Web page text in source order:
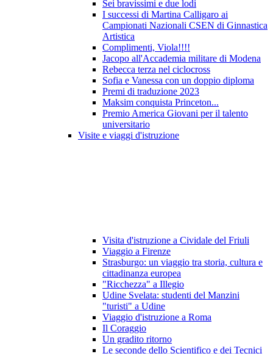
Sei bravissimi e due lodi
I successi di Martina Calligaro ai
Campionati Nazionali CSEN di Ginnastica
Artistica
Complimenti, Viola!!!!
Jacopo all'Accademia militare di Modena
Rebecca terza nel ciclocross
Sofia e Vanessa con un doppio diploma
Premi di traduzione 2023
Maksim conquista Princeton...
Premio America Giovani per il talento
universitario
Visite e viaggi d'istruzione
Visita d'istruzione a Cividale del Friuli
Viaggio a Firenze
Strasburgo: un viaggio tra storia, cultura e
cittadinanza europea
"Ricchezza" a Illegio
Udine Svelata: studenti del Manzini
"turisti" a Udine
Viaggio d'istruzione a Roma
Il Coraggio
Un gradito ritorno
Le seconde dello Scientifico e dei Tecnici